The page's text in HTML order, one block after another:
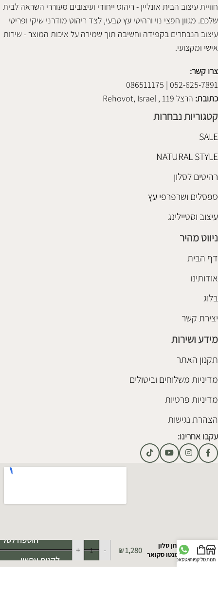
חוויית עיצוב הבית אונליין - ריהוט ייחודי ועיצובים מעוררי השראה לבית
שלכם. מגוון חפצי נוי ורהיטי עץ טבעי, לצד ריהוט מודרני שיקי ופריטי
עיצוב הנבחרים בקפידה וחשיבה תוך שמירה על איכות המוצר - שירות
אישי ומקצועי.
צרו קשר:
052-625-7891 | 086511175
כתובת: הרצל 119 , Rehovot, Israel
קטגוריות נבחרות
SALE
NATURAL STYLE
רהיטים לסלון
ספסלים ושרפרפי עץ
עיצוב וסטיילינג
ניווט מהיר
דף הבית
אודותינו
בלוג
יצירת קשר
מידע ושירות
תקנון האתר
מדיניות משלוחים וביטולים
מדיניות פרטיות
הצהרת נגישות
עקבו אחרינו:
חנותסל קניותוואטסאפ
שולחן סלון
אלמנטו סקואר
₪1,280
-
+
הוספה לסל
לקנות עכשיו